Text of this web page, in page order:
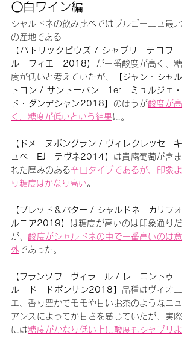
〇白ワイン編
シャルドネの飲み比べではブルゴーニュ最北
の産地である
【パトリックピウズ / シャブリ　テロワー
ル　フィエ　2018】 が一番酸度が高く、糖
度が低いと考えていたが、
【ジャン・シャル
トロン / サントーバン　1er　ミュルジェ・
ド・ダンデシャン2018】
のほうが酸度が高
く、糖度が低いという結果に。
【ドメーヌボングラン / ヴィレクレッセ　キ
ュベ　EJ　テヴネ2014】 は貴腐葡萄が含ま
れた厚みのある辛口タイプであるが、印象よ
り糖度はかなり高い。
【ブレッド＆バター / シャルドネ　カリフォ
ルニア2019】 は糖度が高いのは印象通りだ
が、 酸度がシャルドネの中で一番高いのは意
外であった。
【フランソワ　ヴィラール / レ　コントゥー
ル　ド　ドポンサン2018】 品種はヴィオニ
エ、香り豊かでモモや甘いお茶のようなニュ
アンスによってか甘さを感じていたが、実際
には糖度がかなり低い上に酸度もシャブリよ